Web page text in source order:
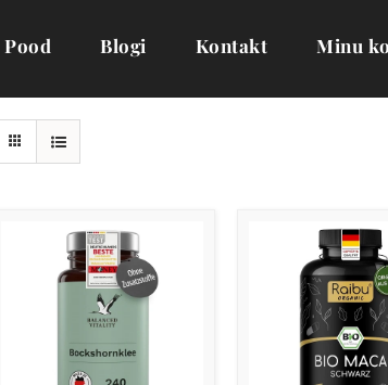
Pood Blogi Kontakt Minu